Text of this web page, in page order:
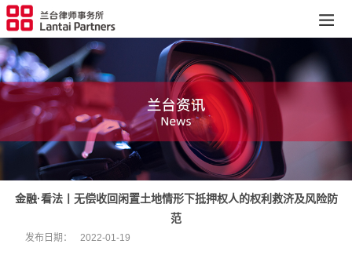
金融·看法丨无偿收回闲置土地情形下抵押权人的权利救济及风险防
范
发布日期： 2022-01-19